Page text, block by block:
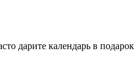
дарите календарь в подарок